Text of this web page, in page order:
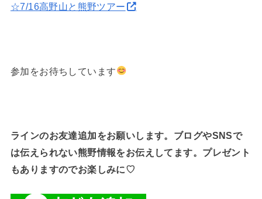
☆7/16高野山と熊野ツアー
参加をお待ちしています
ラインのお友達追加をお願いします。ブログやSNSで
は伝えられない熊野情報をお伝えしてます。プレゼント
もありますのでお楽しみに♡